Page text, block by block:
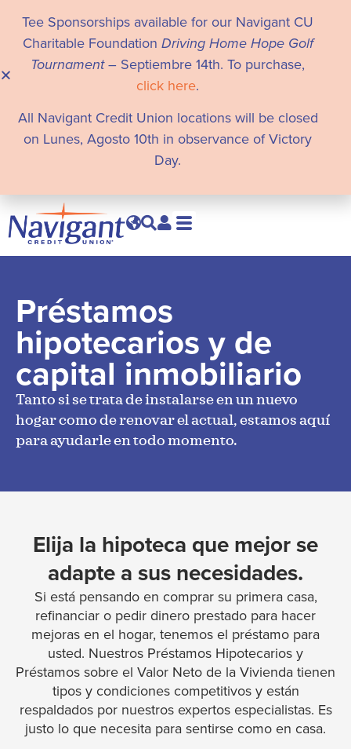
Tee Sponsorships available for our Navigant CU
Charitable Foundation Driving Home Hope Golf
Tournament– Septiembre 14th. To purchase,
click here.
All Navigant Credit Union locations will be closed
on Lunes, Agosto 10th in observance of Victory
Day.
Préstamos
hipotecarios y de
capital inmobiliario
Tanto si se trata de instalarse en un nuevo
hogar como de renovar el actual, estamos aquí
para ayudarle en todo momento.
Elija la hipoteca que mejor se
adapte a sus necesidades.
Si está pensando en comprar su primera casa,
refinanciar o pedir dinero prestado para hacer
mejoras en el hogar, tenemos el préstamo para
usted. Nuestros Préstamos Hipotecarios y
Préstamos sobre el Valor Neto de la Vivienda tienen
tipos y condiciones competitivos y están
respaldados por nuestros expertos especialistas. Es
justo lo que necesita para sentirse como en casa.